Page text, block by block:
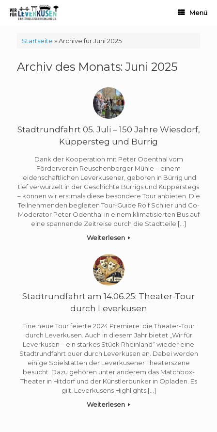
Inhalt
springen
Menü
Startseite »Archive für Juni 2025
Archiv des Monats:Juni 2025
Stadtrundfahrt 05. Juli – 150 Jahre Wiesdorf,
Küppersteg und Bürrig
Dank der Kooperation mit Peter Odenthal vom
Förderverein Reuschenberger Mühle – einem
leidenschaftlichen Leverkusener, geboren in Bürrig und
tief verwurzelt in der Geschichte Bürrigs und Küpperstegs
– können wir erstmals diese besondere Tour anbieten. Die
Teilnehmenden begleiten Tour-Guide Rolf Schlier und Co-
Moderator Peter Odenthal in einem klimatisierten Bus auf
eine spannende Zeitreise durch die Stadtteile […]
Weiterlesen
Stadtrundfahrt am 14.06.25: Theater-Tour
durch Leverkusen
Eine neue Tour feierte 2024 Premiere: die Theater-Tour
durch Leverkusen. Auch in diesem Jahr bietet „Wir für
Leverkusen – ein starkes Stück Rheinland“ wieder eine
Stadtrundfahrt quer durch Leverkusen an. Dabei werden
einige Spielstätten der Leverkusener Theaterszene
besucht. Dazu gehören unter anderem das Matchbox-
Theater in Hitdorf und der Künstlerbunker in Opladen. Es
gilt, Leverkusens Highlights […]
Weiterlesen